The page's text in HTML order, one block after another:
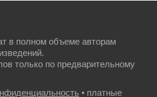
в полном объеме авторам
только по предварительному
• платные